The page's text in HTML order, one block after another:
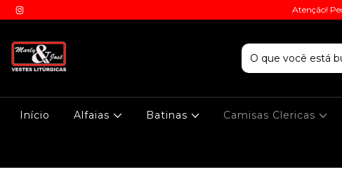
Atenção!
Início Alfaias Batinas Camisas Clericas